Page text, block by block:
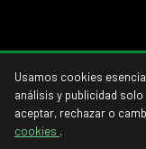
Acceso a mi
Usamos cookies
análisis y publicidad
aceptar, rechazar o
cookies .